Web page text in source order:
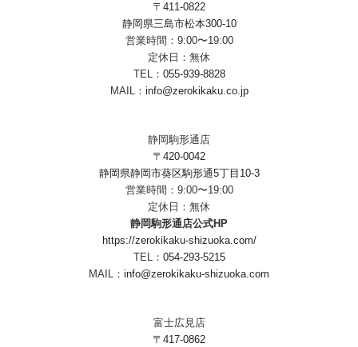
〒411-0822
静岡県三島市松本300-10
営業時間：9:00〜19:00
定休日：無休
TEL： 055-939-8828
MAIL： info@zerokikaku.co.jp
静岡駒形通店
〒420-0042
静岡県静岡市葵区駒形通5丁目10-3
営業時間：9:00〜19:00
定休日：無休
静岡駒形通店公式HP
https://zerokikaku-shizuoka.com/
TEL： 054-293-5215
MAIL： info@zerokikaku-shizuoka.com
富士広見店
〒417-0862